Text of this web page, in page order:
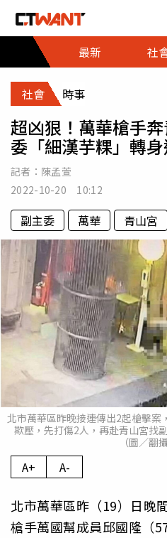
最新
社
社會 時事
超凶狠！萬華槍手
委「細漢芋粿」轉
記者： 陳孟萱
2022-10-20 10:12
副主委 萬華 青山宮
北市萬華區昨晚接連傳出2起槍擊案
欺壓，先打傷2人，再赴青山宮找
（圖／翻
A+ A-
北市萬華區昨（19）日晚
槍手萬國幫成員邱國隆（